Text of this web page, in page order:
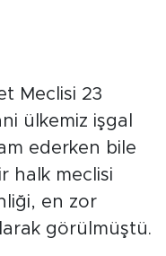
Meclisi 23
ülkemiz işgal
ederken bile
halk meclisi
en zor
görülmüştü.